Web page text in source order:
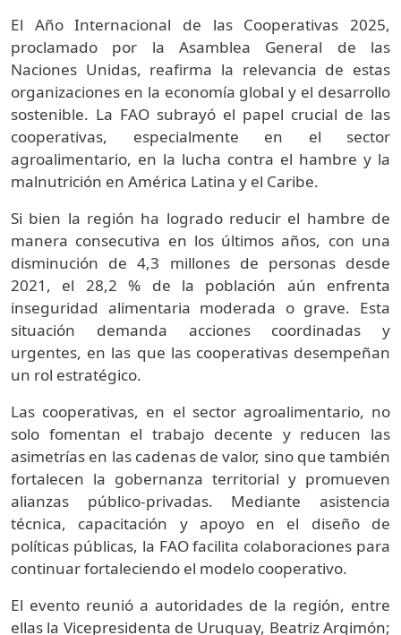
El Año Internacional de las Cooperativas 2025,
proclamado por la Asamblea General de las
Naciones Unidas, reafirma la relevancia de estas
organizaciones en la economía global y el desarrollo
sostenible. La FAO subrayó el papel crucial de las
cooperativas, especialmente en el sector
agroalimentario, en la lucha contra el hambre y la
malnutrición en América Latina y el Caribe.
Si bien la región ha logrado reducir el hambre de
manera consecutiva en los últimos años, con una
disminución de 4,3 millones de personas desde
2021, el 28,2 % de la población aún enfrenta
inseguridad alimentaria moderada o grave. Esta
situación demanda acciones coordinadas y
urgentes, en las que las cooperativas desempeñan
un rol estratégico.
Las cooperativas, en el sector agroalimentario, no
solo fomentan el trabajo decente y reducen las
asimetrías en las cadenas de valor, sino que también
fortalecen la gobernanza territorial y promueven
alianzas público-privadas. Mediante asistencia
técnica, capacitación y apoyo en el diseño de
políticas públicas, la FAO facilita colaboraciones para
continuar fortaleciendo el modelo cooperativo.
El evento reunió a autoridades de la región, entre
ellas la Vicepresidenta de Uruguay, Beatriz Argimón;